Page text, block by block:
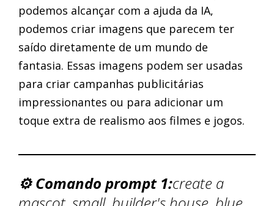
podemos alcançar com a ajuda da IA,
podemos criar imagens que parecem ter
saído diretamente de um mundo de
fantasia. Essas imagens podem ser usadas
para criar campanhas publicitárias
impressionantes ou para adicionar um
toque extra de realismo aos filmes e jogos.
⚙️ Comando prompt 1:create a